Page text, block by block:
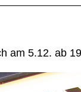
am 5.12. ab